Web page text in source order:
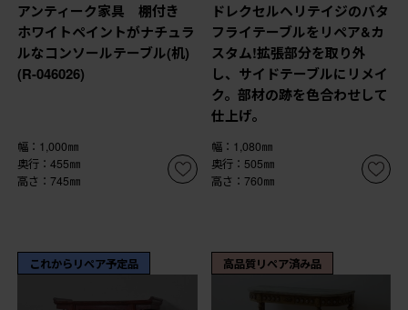
アンティーク家具 棚付き
ホワイトペイントがナチュラ
ルなコンソールテーブル(机)
(R-046026)
幅：1,000㎜
奥行：455㎜
高さ：745㎜
ドレクセルヘリテイジのバタ
フライテーブルをリペア&カ
スタム!拡張部分を取り外
し、サイドテーブルにリメイ
ク。部材の跡を色合わせして
仕上げ。
幅：1,080㎜
奥行：505㎜
高さ：760㎜
これからリペア予定品 高品質リペア済み品